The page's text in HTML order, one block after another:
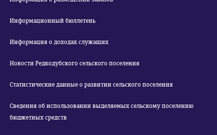
Информационный бюллетень
Информация о доходах служащих
Новости Редкодубского сельского поселения
Статистические данные о развитии сельского поселения
Сведения об использовании выделяемых сельскому поселению
бюджетных средств